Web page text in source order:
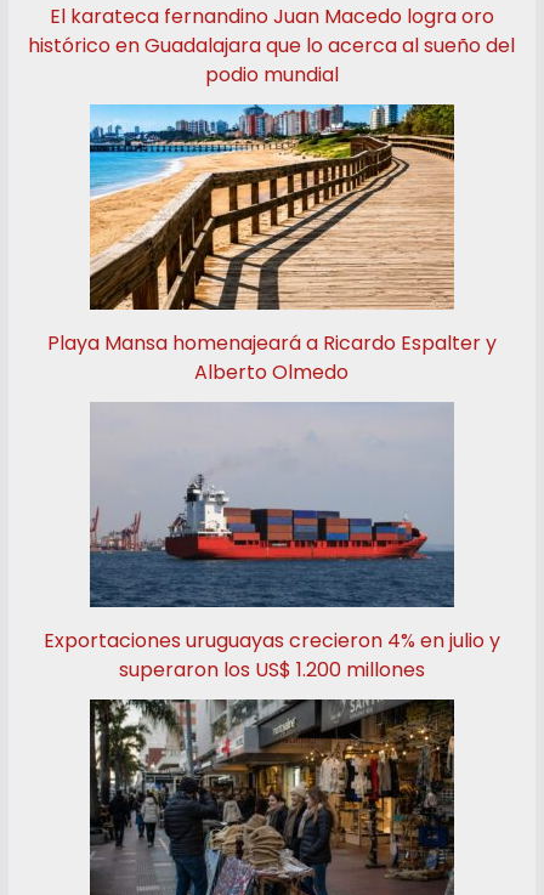
El karateca fernandino Juan Macedo logra oro
histórico en Guadalajara que lo acerca al sueño del
podio mundial
Playa Mansa homenajeará a Ricardo Espalter y
Alberto Olmedo
Exportaciones uruguayas crecieron 4% en julio y
superaron los US$ 1.200 millones